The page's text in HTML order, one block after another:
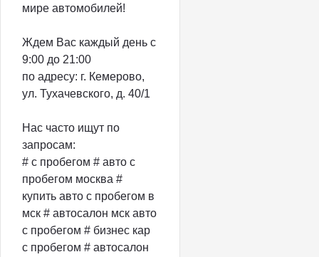
мире автомобилей!
Ждем Вас каждый день с
9:00 до 21:00
по адресу: г. Кемерово,
ул. Тухачевского, д. 40/1
Нас часто ищут по
запросам:
# с пробегом # авто с
пробегом москва #
купить авто с пробегом в
мск # автосалон мск авто
с пробегом # бизнес кар
с пробегом # автосалон